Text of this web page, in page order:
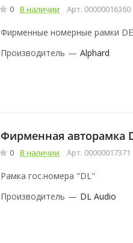
0 В наличии Арт. 00000016360
Фирменные номерные рамки
Производитель — Alphard
Фирменная авторамка
0 В наличии Арт. 00000017371
Рамка гос.номера "DL"
Производитель — DL Audio